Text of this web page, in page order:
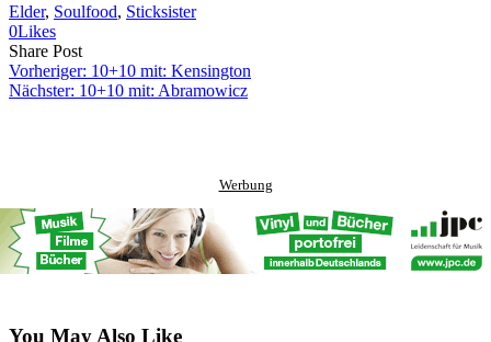
Elder, Soulfood, Sticksister
0Likes
Share PostShare
on
Facebook
Copy
URL
to
Send
Link
via
Vorheriger: 10+10 mit: Kensington
Nächster: 10+10 mit: Abramowicz
Werbung
You May Also Like